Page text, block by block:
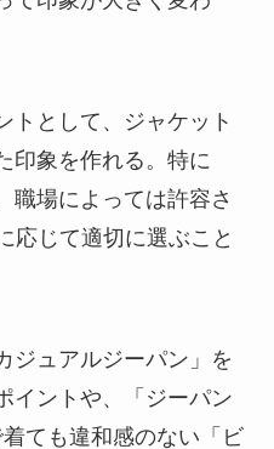
トとして、ジャケット
印象を作れる。特に
職場によっては許容さ
応じて適切に選ぶこと
ジュアルジーパン」を
イントや、「ジーパン
ても違和感のない「ビ